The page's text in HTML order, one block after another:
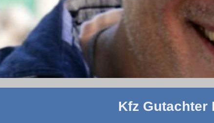
Kfz Gutachter